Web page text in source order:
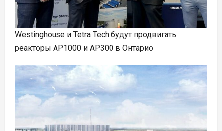
Westinghouse и Tetra Tech будут продвигать
реакторы AP1000 и AP300 в Онтарио